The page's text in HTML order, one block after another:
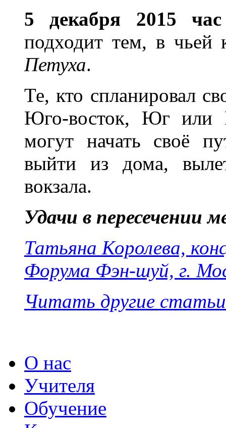
5 декабря 2015
подходит тем, в чьей
Петуха.
Те, кто спланировал
Юго-восток, Юг или
могут начать своё
выйти из дома,
вокзала.
Удачи в пересечении
Татьяна Королева,
Форума Фэн-шуй, г.
Читать другие
О нас
Учителя
Обучение